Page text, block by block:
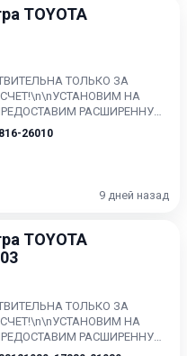
TOYOTA
ТОЛЬКО ЗА
НА
РАСШИРЕННУЮ
без пробега по...
26010
9 дней назад
TOYOTA
ТОЛЬКО ЗА
НА
РАСШИРЕННУЮ
без пробега по...